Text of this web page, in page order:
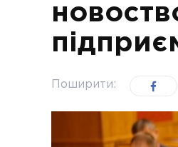
Поширити: